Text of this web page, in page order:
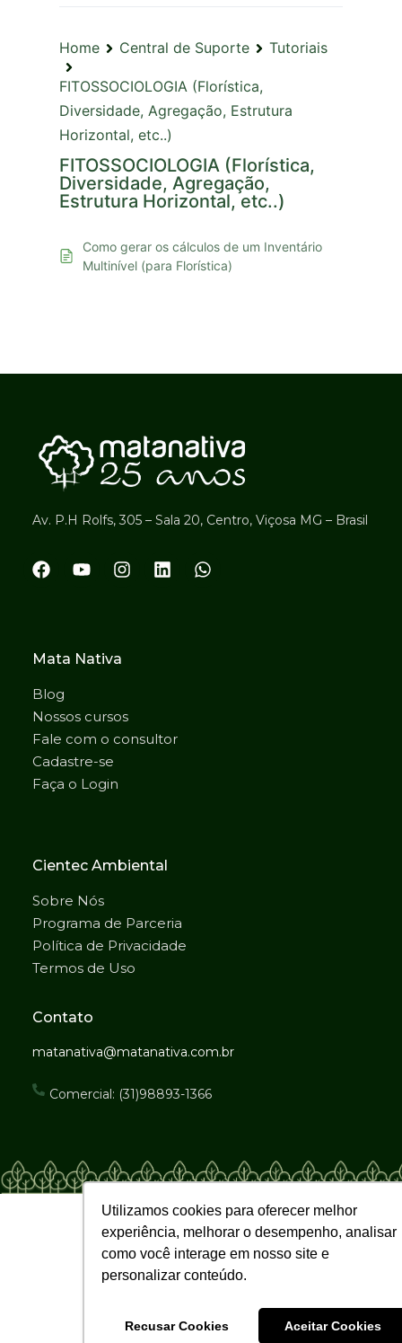
Utilizamos cookies para oferecer melhor
experiência, melhorar o desempenho, analisar
como você interage em nosso site e
personalizar conteúdo.
Recusar Cookies Aceitar Cookies
Home Central de Suporte Tutoriais
FITOSSOCIOLOGIA (Florística,
Diversidade, Agregação, Estrutura
Horizontal, etc..)
FITOSSOCIOLOGIA (Florística,
Diversidade, Agregação,
Estrutura Horizontal, etc..)
Como gerar os cálculos de um Inventário
Multinível (para Florística)
Av. P.H Rolfs, 305 – Sala 20, Centro, Viçosa MG – Brasil
Mata Nativa
Blog
Nossos cursos
Fale com o consultor
Cadastre-se
Faça o Login
Cientec Ambiental
Sobre Nós
Programa de Parceria
Política de Privacidade
Termos de Uso
Contato
matanativa@matanativa.com.br
Comercial: (31)98893-1366